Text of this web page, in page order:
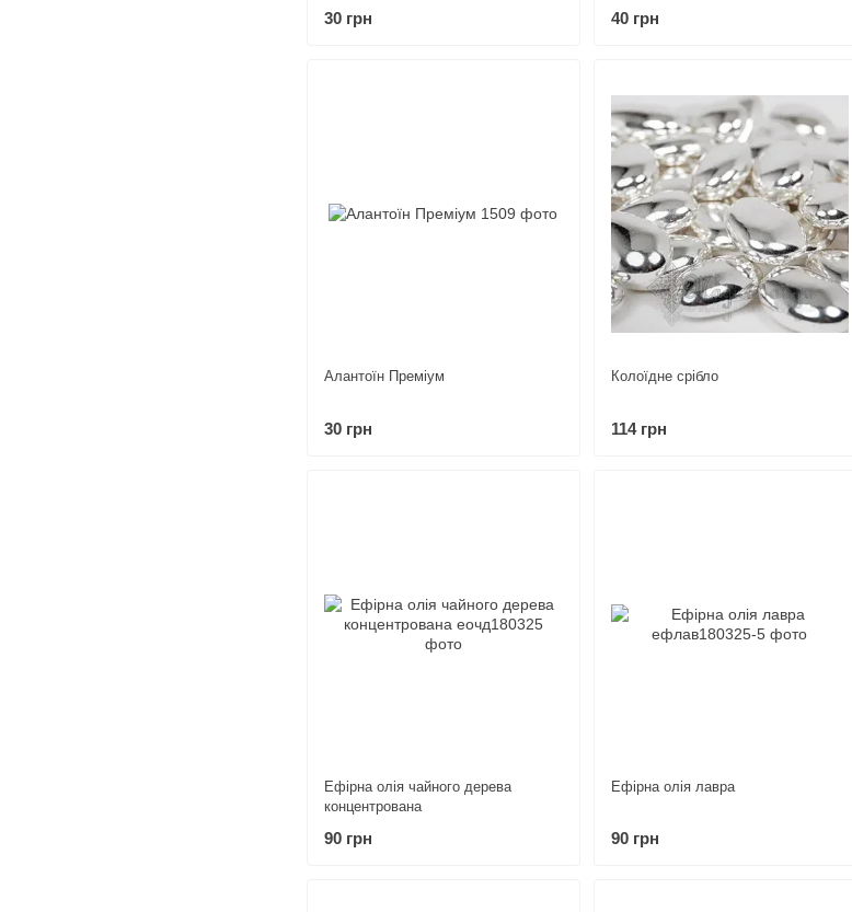
30 грн 40 грн
Алантоїн Преміум
30 грн
Колоїдне срібло
114 грн
Ефірна олія чайного дерева
концентрована
90 грн
Ефірна олія лавра
90 грн